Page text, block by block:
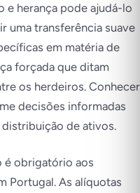
e herança pode ajudá-lo
uma transferência suave
em matéria de
forçada que ditam
os herdeiros. Conhecer
decisões informadas
de ativos.
é obrigatório aos
Portugal. As alíquotas